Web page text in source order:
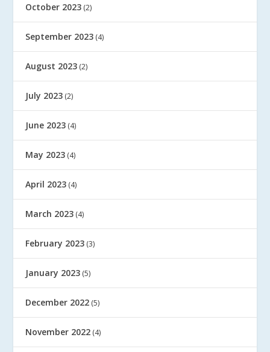
October 2023 (2)
September 2023 (4)
August 2023 (2)
July 2023 (2)
June 2023 (4)
May 2023 (4)
April 2023 (4)
March 2023 (4)
February 2023 (3)
January 2023 (5)
December 2022 (5)
November 2022 (4)